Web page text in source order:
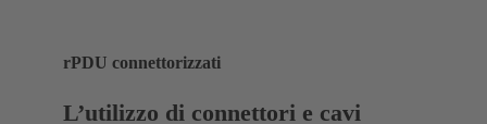
rPDU connettorizzati
L’utilizzo di connettori e cavi